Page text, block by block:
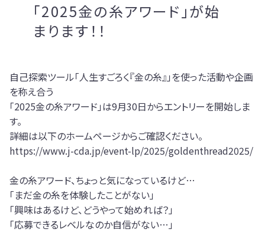
「2025金の糸アワード」が始
まります！！
自己探索ツール「人生すごろく『金の糸』」を使った活動や企画
を称え合う
「2025金の糸アワード」は9月30日からエントリーを開始しま
す。
詳細は以下のホームページからご確認ください。
https://www.j-cda.jp/event-lp/2025/goldenthread2025/
金の糸アワード、ちょっと気になっているけど…
「まだ金の糸を体験したことがない」
「興味はあるけど、どうやって始めれば？」
「応募できるレベルなのか自信がない…」